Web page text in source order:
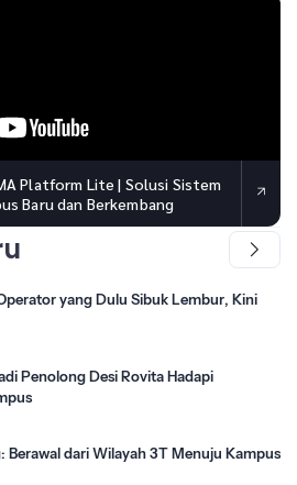
Platform Lite | Solusi Sistem
Baru dan Berkembang
yang Dulu Sibuk Lembur, Kini
Penolong Desi Rovita Hadapi
Berawal dari Wilayah 3T Menuju Kampus